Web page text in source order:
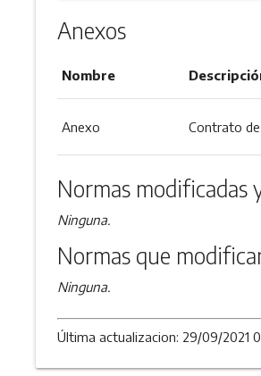
Anexos
Nombre
Anexo Contrato
Normas modificadas
Ninguna.
Normas que
Ninguna.
Última actualizacion: 29/09/2021